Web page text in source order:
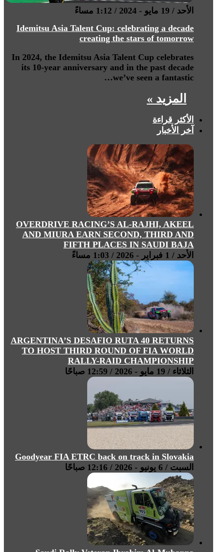
الأحد / 19 مايو - 2024 / 1:12 مساءً
Idemitsu Asia Talent Cup: celebrating a decade
creating the stars of tomorrow
In 2024, the Idemitsu Asia Talent Cup celebrates
its 10-year anniversary and in the past decade
we’ve seen a fantastic…
المزيد »
الأكثر قراءة
آخر الأخبار
OVERDRIVE RACING’S AL-RAJHI, AKEEL
AND MIURA EARN SECOND, THIRD AND
FIFTH PLACES IN SAUDI BAJA
الأحد / 1 فبراير - 2026 / 1:03 مساءً
ARGENTINA’S DESAFIO RUTA 40 RETURNS
TO HOST THIRD ROUND OF FIA WORLD
RALLY-RAID CHAMPIONSHIP
الثلاثاء / 19 مايو - 2026 / 12:59 صباحًا
Goodyear FIA ETRC back on track in Slovakia
السبت / 6 يونيو - 2026 / 12:16 صباحًا